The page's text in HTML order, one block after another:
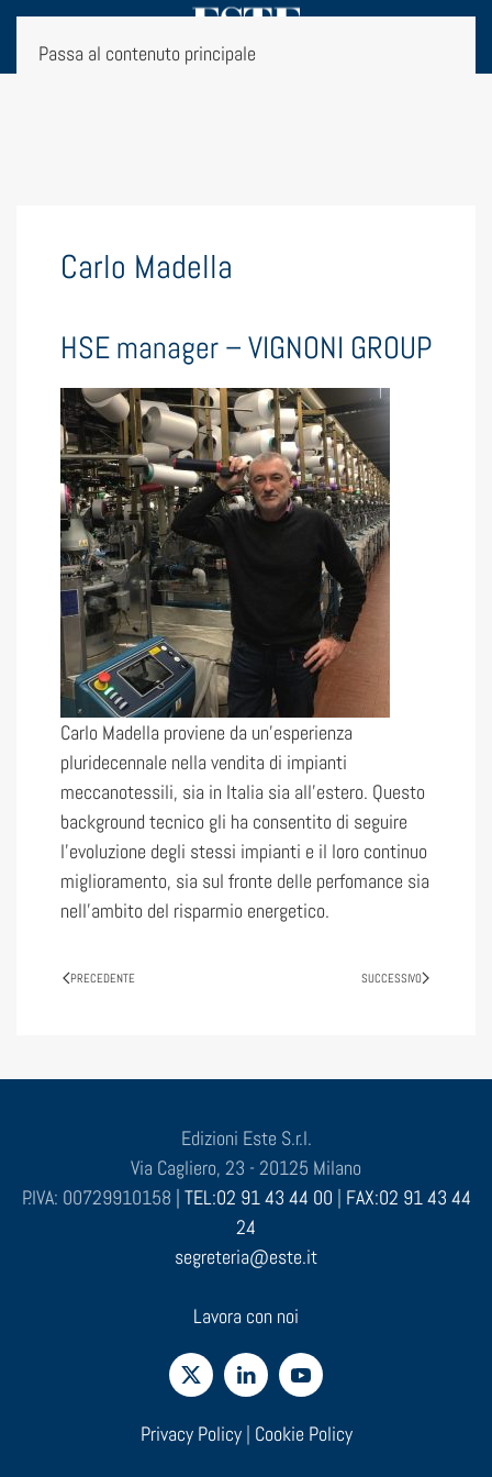
Passa al contenuto principale
Carlo Madella
HSE manager – VIGNONI GROUP
Carlo Madella proviene da un’esperienza
pluridecennale nella vendita di impianti
meccanotessili, sia in Italia sia all’estero. Questo
background tecnico gli ha consentito di seguire
l’evoluzione degli stessi impianti e il loro continuo
miglioramento, sia sul fronte delle perfomance sia
nell’ambito del risparmio energetico.
PRECEDENTE SUCCESSIVO
Edizioni Este S.r.l.
Via Cagliero, 23 - 20125 Milano
P.IVA: 00729910158 | TEL:02 91 43 44 00 | FAX:02 91 43 44
24
segreteria@este.it
Lavora con noi
Privacy Policy| Cookie Policy